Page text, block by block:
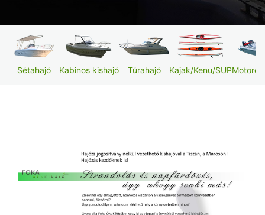
Foglalás
Sétahajó Kabinos kishajó Túrahajó Kajak/Kenu/SUP